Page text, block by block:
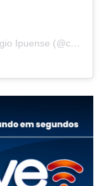
Uma publicação compartilhada por Colégio Ipuense (@colegioipuense)